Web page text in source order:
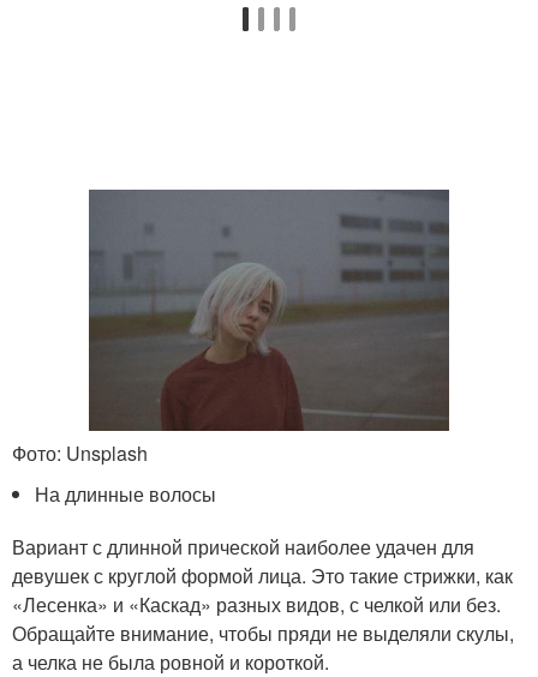
Фото: Unsplash
На длинные волосы
Вариант с длинной прической наиболее удачен для
девушек с круглой формой лица. Это такие стрижки, как
«Лесенка» и «Каскад» разных видов, с челкой или без.
Обращайте внимание, чтобы пряди не выделяли скулы,
а челка не была ровной и короткой.